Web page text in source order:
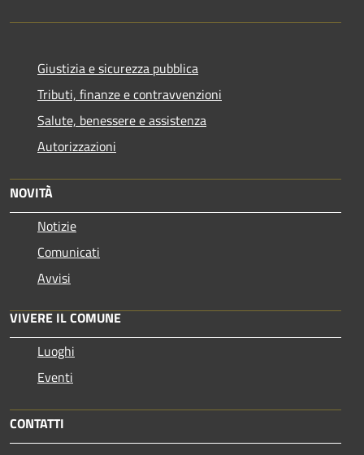
Giustizia e sicurezza pubblica
Tributi, finanze e contravvenzioni
Salute, benessere e assistenza
Autorizzazioni
NOVITÀ
Notizie
Comunicati
Avvisi
VIVERE IL COMUNE
Luoghi
Eventi
CONTATTI